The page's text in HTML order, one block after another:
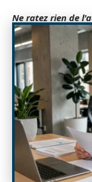
Ne ratez rien de